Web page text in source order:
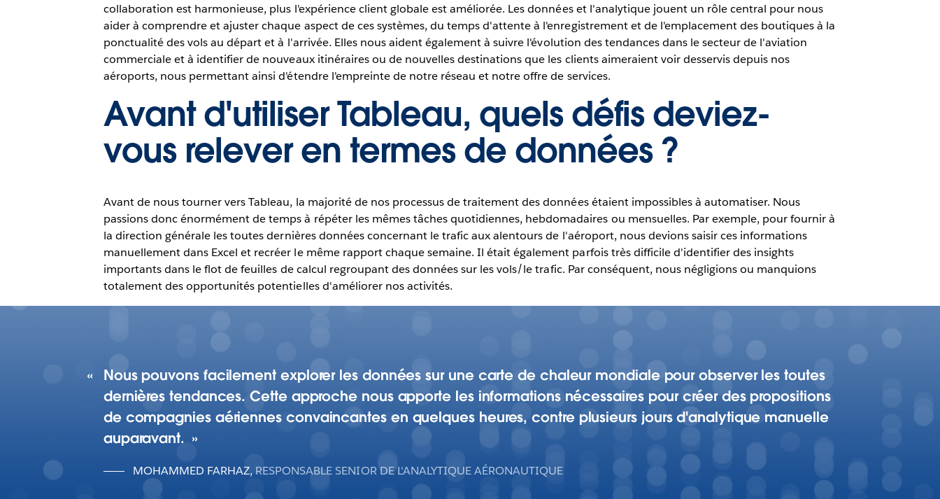
collaboration est harmonieuse, plus l'expérience client globale est améliorée. Les données et l'analytique jouent un rôle central pour nous
aider à comprendre et ajuster chaque aspect de ces systèmes, du temps d'attente à l'enregistrement et de l'emplacement des boutiques à la
ponctualité des vols au départ et à l'arrivée. Elles nous aident également à suivre l'évolution des tendances dans le secteur de l'aviation
commerciale et à identifier de nouveaux itinéraires ou de nouvelles destinations que les clients aimeraient voir desservis depuis nos
aéroports, nous permettant ainsi d'étendre l'empreinte de notre réseau et notre offre de services.
Avant d'utiliser Tableau, quels défis deviez-
vous relever en termes de données ?
Avant de nous tourner vers Tableau, la majorité de nos processus de traitement des données étaient impossibles à automatiser. Nous
passions donc énormément de temps à répéter les mêmes tâches quotidiennes, hebdomadaires ou mensuelles. Par exemple, pour fournir à
la direction générale les toutes dernières données concernant le trafic aux alentours de l'aéroport, nous devions saisir ces informations
manuellement dans Excel et recréer le même rapport chaque semaine. Il était également parfois très difficile d'identifier des insights
importants dans le flot de feuilles de calcul regroupant des données sur les vols/le trafic. Par conséquent, nous négligions ou manquions
totalement des opportunités potentielles d'améliorer nos activités.
Nous pouvons facilement explorer les données sur une carte de chaleur mondiale pour observer les toutes
dernières tendances. Cette approche nous apporte les informations nécessaires pour créer des propositions
de compagnies aériennes convaincantes en quelques heures, contre plusieurs jours d'analytique manuelle
auparavant.
MOHAMMED FARHAZ, RESPONSABLE SENIOR DE L'ANALYTIQUE AÉRONAUTIQUE